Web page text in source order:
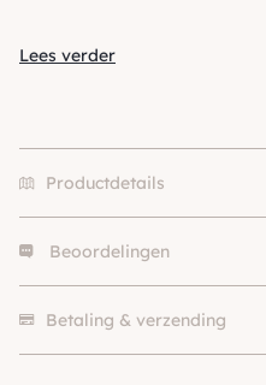
Lees verder
Productdetails
Merk
Kleur
SKU
Beoordelingen
Betaling & verzending